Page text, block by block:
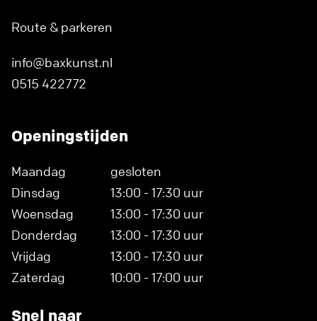
Route & parkeren
info@baxkunst.nl
0515 422772
Openingstijden
Maandag
gesloten
Dinsdag
13:00 - 17:30 uur
Woensdag
13:00 - 17:30 uur
Donderdag
13:00 - 17:30 uur
Vrijdag
13:00 - 17:30 uur
Zaterdag
10:00 - 17:00 uur
Snel naar